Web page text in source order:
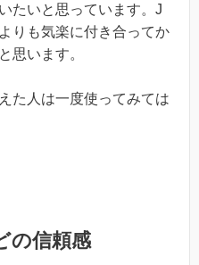
たいと思っています。J
りも気楽に付き合ってか
思います。
た人は一度使ってみては
の信頼感